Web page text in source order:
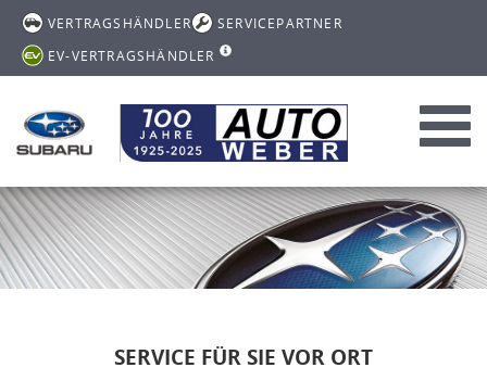
VERTRAGSHÄNDLER
SERVICEPARTNER
EV-VERTRAGSHÄNDLER
SERVICE FÜR SIE VOR ORT